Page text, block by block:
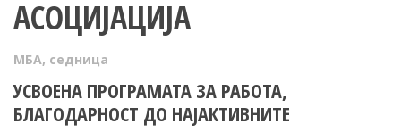
АСОЦИЈАЦИЈА
МБА, седница
УСВОЕНA ПРОГРАМАТА ЗА РАБОТА,
БЛАГОДАРНОСТ ДО НАЈАКТИВНИТЕ